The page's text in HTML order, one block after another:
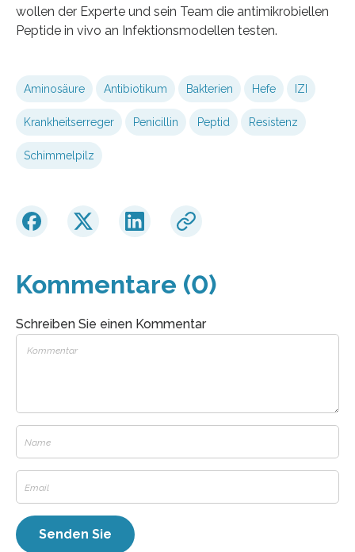
wollen der Experte und sein Team die antimikrobiellen
Peptide in vivo an Infektionsmodellen testen.
Aminosäure Antibiotikum Bakterien Hefe IZI
Krankheitserreger Penicillin Peptid Resistenz
Schimmelpilz
Kommentare (0)
Schreiben Sie einen Kommentar